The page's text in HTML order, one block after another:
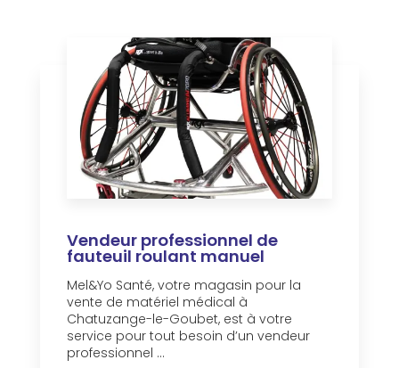
Vendeur professionnel de
fauteuil roulant manuel
Mel&Yo Santé, votre magasin pour la
vente de matériel médical à
Chatuzange-le-Goubet, est à votre
service pour tout besoin d’un vendeur
professionnel ...